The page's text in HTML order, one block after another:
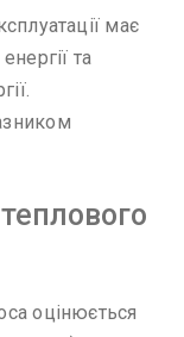
має
та
оцінюється